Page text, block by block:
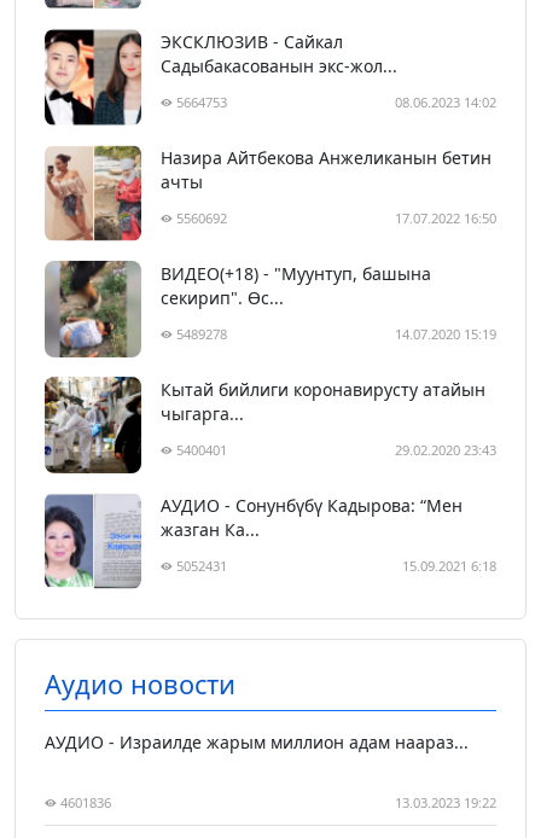
ЭКСКЛЮЗИВ - Сайкал
Садыбакасованын экс-жол...
5664753 08.06.2023 14:02
Назира Айтбекова Анжеликанын бетин
ачты
5560692 17.07.2022 16:50
ВИДЕО(+18) - "Муунтуп, башына
секирип". Өс...
5489278 14.07.2020 15:19
Кытай бийлиги коронавирусту атайын
чыгарга...
5400401 29.02.2020 23:43
АУДИО - Сонунбүбү Кадырова: “Мен
жазган Ка...
5052431 15.09.2021 6:18
Аудио новости
АУДИО - Израилде жарым миллион адам наараз...
4601836 13.03.2023 19:22